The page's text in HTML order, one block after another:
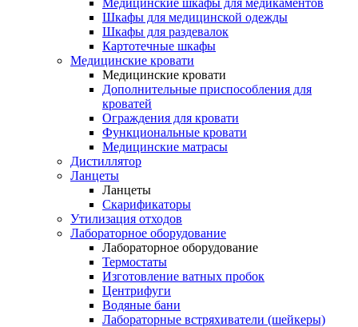
Медицинские шкафы для медикаментов
Шкафы для медицинской одежды
Шкафы для раздевалок
Картотечные шкафы
Медицинские кровати
Медицинские кровати
Дополнительные приспособления для
кроватей
Ограждения для кровати
Функциональные кровати
Медицинские матрасы
Дистиллятор
Ланцеты
Ланцеты
Скарификаторы
Утилизация отходов
Лабораторное оборудование
Лабораторное оборудование
Термостаты
Изготовление ватных пробок
Центрифуги
Водяные бани
Лабораторные встряхиватели (шейкеры)